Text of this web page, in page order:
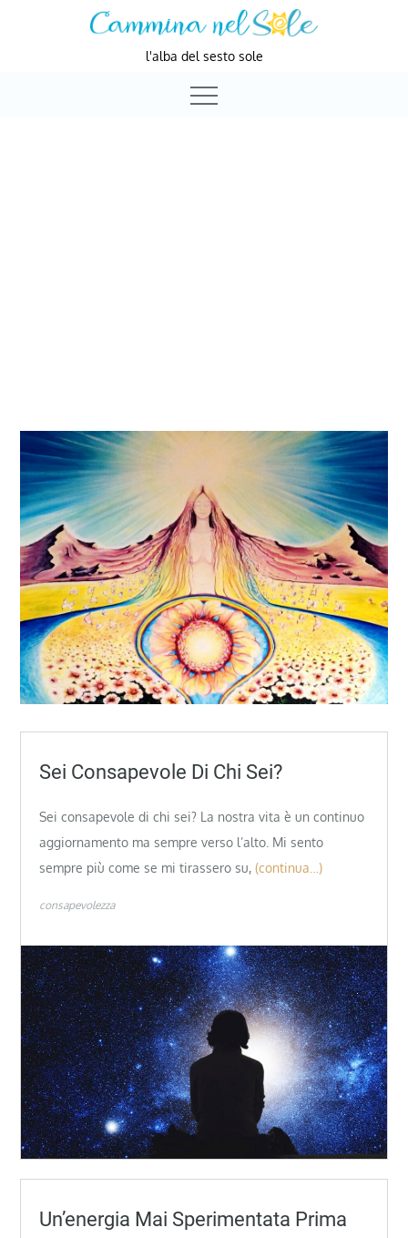
l'alba del sesto sole
Sei Consapevole Di Chi Sei?
Sei consapevole di chi sei? La nostra vita è un continuo
aggiornamento ma sempre verso l’alto. Mi sento
sempre più come se mi tirassero su, (continua…)
consapevolezza
Un’energia Mai Sperimentata Prima